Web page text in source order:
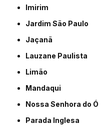
Imirim
Jardim São Paulo
Jaçanã
Lauzane Paulista
Limão
Mandaqui
Nossa Senhora do Ó
Parada Inglesa